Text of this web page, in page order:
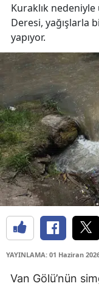
Kuraklık
Deresi, yağışlarla
yapıyor.
YAYINLAMA: 01 Haziran
Van Gölü’nün